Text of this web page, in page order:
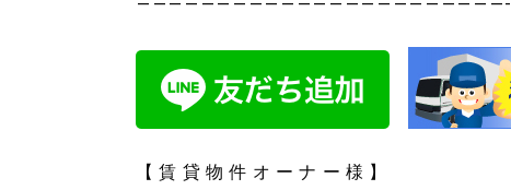
【 賃 貸 物 件 オ ー ナ ー 様 】